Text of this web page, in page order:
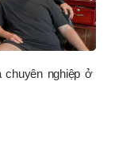
chuyên nghiệp ở